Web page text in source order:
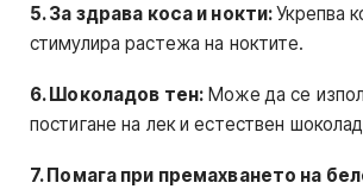
5. За здрава коса и нокти:Укрепва
стимулира растежа на ноктите.
6. Шоколадов тен: Може да се
постигане на лек и естествен
7. Помага при премахването на